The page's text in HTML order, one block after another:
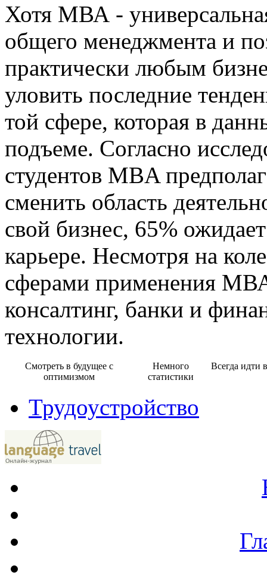
Хотя МВА -
общего менеджмента и
практически любым
уловить последние
той сфере, которая в
подъеме. Согласно
студентов MBA
сменить область
свой бизнес, 65%
карьере. Несмотря на
сферами применения
консалтинг, банки и
технологии.
Смотреть в будущее с
оптимизмом
Немного
статистики
Всегда идти
Трудоустройство